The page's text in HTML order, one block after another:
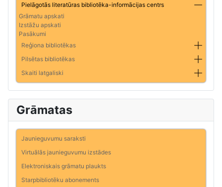
Pielāgotās literatūras bibliotēka-informācijas centrs
Grāmatu apskati
Izstāžu apskati
Pasākumi
Reģiona bibliotēkas
Pilsētas bibliotēkas
Skaiti latgaliski
Grāmatas
Jaunieguvumu saraksti
Virtuālās jaunieguvumu izstādes
Elektroniskais grāmatu plaukts
Starpbibliotēku abonements